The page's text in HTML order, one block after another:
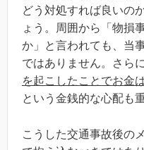
どう対処すれば良いの
ょう。周囲から「物損
か」と言われても、当
ではありません。さら
を起こしたことでお金
という金銭的な心配も
こうした交通事故後の